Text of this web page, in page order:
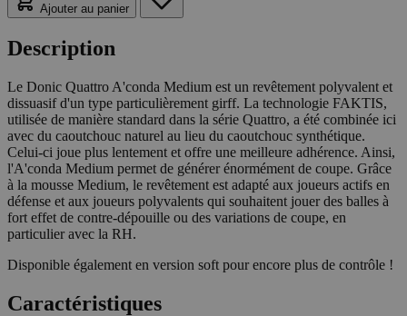
Ajouter au panier
Description
Le Donic Quattro A'conda Medium est un revêtement polyvalent et
dissuasif d'un type particulièrement girff. La technologie FAKTIS,
utilisée de manière standard dans la série Quattro, a été combinée ici
avec du caoutchouc naturel au lieu du caoutchouc synthétique.
Celui-ci joue plus lentement et offre une meilleure adhérence. Ainsi,
l'A'conda Medium permet de générer énormément de coupe. Grâce
à la mousse Medium, le revêtement est adapté aux joueurs actifs en
défense et aux joueurs polyvalents qui souhaitent jouer des balles à
fort effet de contre-dépouille ou des variations de coupe, en
particulier avec la RH.
Disponible également en version soft pour encore plus de contrôle !
Caractéristiques